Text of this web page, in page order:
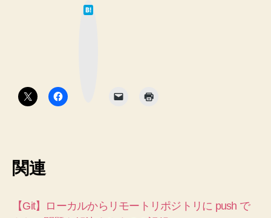
関連
【Git】ローカルからリモートリポジトリに push で